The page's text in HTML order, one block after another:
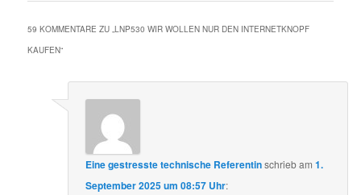
59 KOMMENTARE ZU „LNP530 WIR WOLLEN NUR DEN INTERNETKNOPF
KAUFEN“
Eine gestresste technische Referentinschriebam1.
September 2025 um 08:57 Uhr: